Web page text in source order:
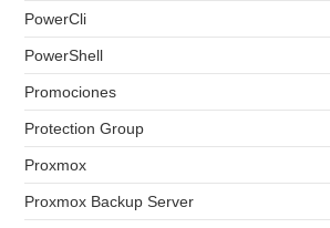
PowerCli
PowerShell
Promociones
Protection Group
Proxmox
Proxmox Backup Server